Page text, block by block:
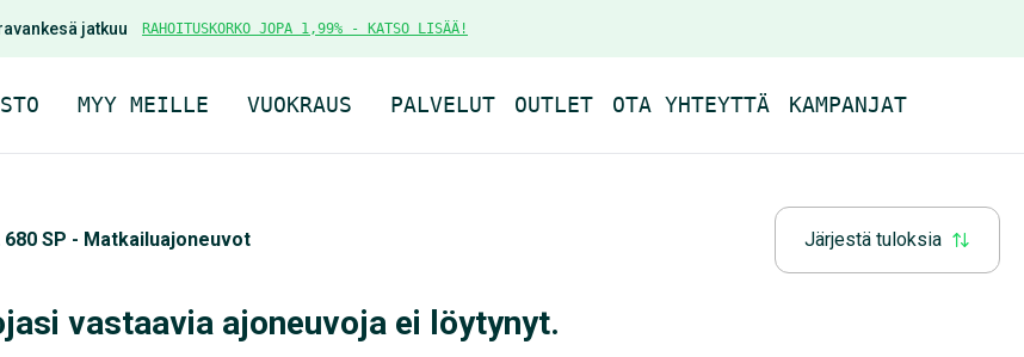
jatkuu RAHOITUSKORKO JOPA 1,99% - KATSO LISÄÄ!
MYY MEILLE VUOKRAUS PALVELUT OUTLET OTA YHTEYTTÄ KAMPANJAT
680 SP - Matkailuajoneuvot Järjestä tuloksia
vastaavia ajoneuvoja ei löytynyt.